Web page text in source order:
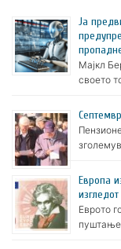
Ја
Мајкл
своето
Европа
Еврото